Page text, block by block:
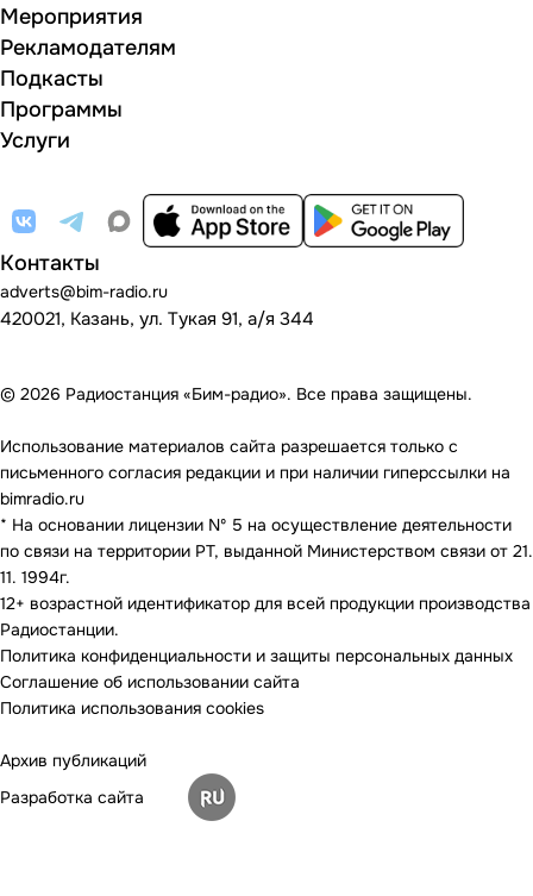
Мероприятия
Рекламодателям
Подкасты
Программы
Услуги
Контакты
adverts@bim-radio.ru
420021, Казань, ул. Тукая 91, а/я 344
© 2026 Радиостанция «Бим-радио». Все права защищены.
Использование материалов сайта разрешается только с
письменного согласия редакции и при наличии гиперссылки на
bimradio.ru
* На основании лицензии Nº 5 на осуществление деятельности
по связи на территории РТ, выданной Министерством связи от 21.
11. 1994г.
12+ возрастной идентификатор для всей продукции производства
Радиостанции.
Политика конфиденциальности и защиты персональных данных
Соглашение об использовании сайта
Политика использования cookies
Архив публикаций
Разработка сайта